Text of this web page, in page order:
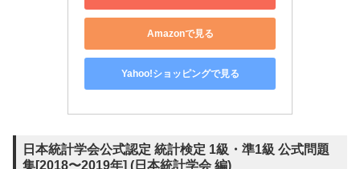
Amazonで見る
Yahoo!ショッピングで見る
日本統計学会公式認定 統計検定 1級・準1級 公式問題
集[2018〜2019年] (日本統計学会 編)